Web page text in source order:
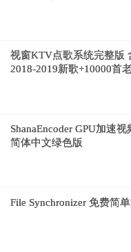
视窗KTV点歌系统完整版
2018-2019新歌+10000首
ShanaEncoder GPU加速
简体中文绿色版
File Synchronizer 免费简